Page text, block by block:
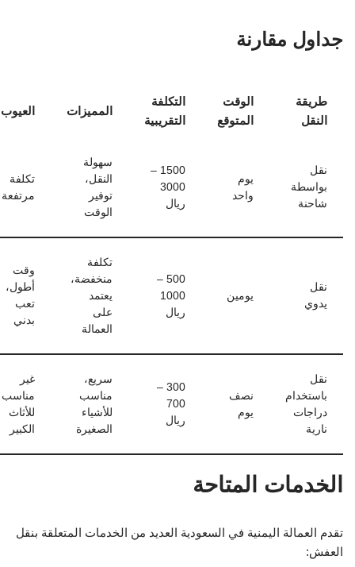
جداول مقارنة
طريقة
النقل
الوقت
المتوقع
التكلفة
التقريبية
المميزات العيوب
نقل
بواسطة
شاحنة
يوم
واحد
1500 –
3000
ريال
سهولة
النقل،
توفير
الوقت
تكلفة
مرتفعة
نقل
يدوي
يومين
500 –
1000
ريال
تكلفة
منخفضة،
يعتمد
على
العمالة
وقت
أطول،
تعب
بدني
نقل
باستخدام
دراجات
نارية
نصف
يوم
300 –
700
ريال
سريع،
مناسب
للأشياء
الصغيرة
غير
مناسب
للأثاث
الكبير
الخدمات المتاحة
تقدم العمالة اليمنية في السعودية العديد من الخدمات المتعلقة بنقل
العفش: